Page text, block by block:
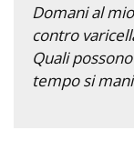
Domani al
contro
Quali
tempo si